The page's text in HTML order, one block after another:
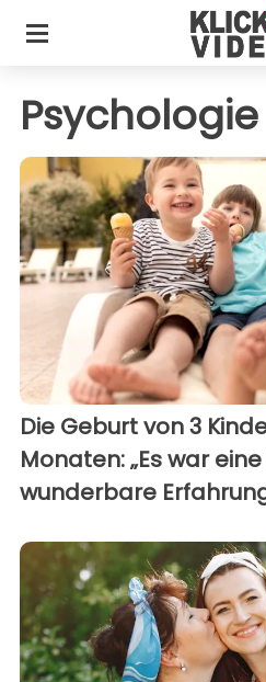
Psychologie
Die Geburt von 3
Monaten: „Es war
wunderbare